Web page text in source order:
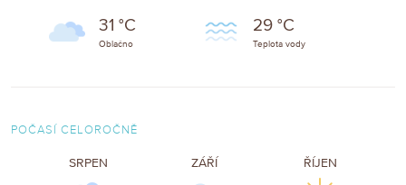
31 °C
Oblačno
29 °C
Teplota vody
POČASÍ CELOROČNĚ
SRPEN ZÁŘÍ ŘÍJEN